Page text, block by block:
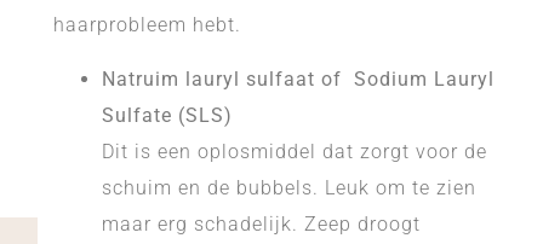
haarprobleem hebt.
Natruim lauryl sulfaat of Sodium Lauryl
Sulfate (SLS)
Dit is een oplosmiddel dat zorgt voor de
schuim en de bubbels. Leuk om te zien
maar erg schadelijk. Zeep droogt